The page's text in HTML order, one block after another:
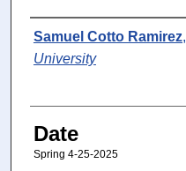
Author
Samuel Cotto Ramirez,
University
Date
Spring 4-25-2025